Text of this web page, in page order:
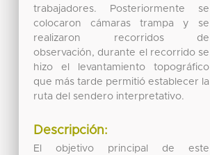
trabajadores. Posteriormente se
colocaron cámaras trampa y se
realizaron recorridos de
observación, durante el recorrido se
hizo el levantamiento topográfico
que más tarde permitió establecer la
ruta del sendero interpretativo.
Descripción:
El objetivo principal de este